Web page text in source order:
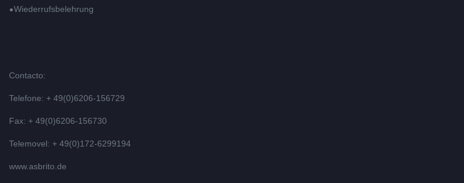
Wiederrufsbelehrung
Contacto:
Telefone: + 49(0)6206-156729
Fax: + 49(0)6206-156730
Telemovel: + 49(0)172-6299194
www.asbrito.de